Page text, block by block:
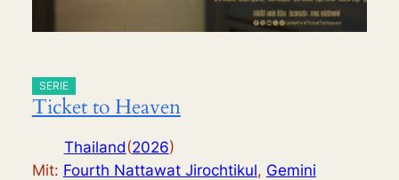
SERIE
Ticket to Heaven
Thailand(2026)
Mit: Fourth Nattawat Jirochtikul, Gemini